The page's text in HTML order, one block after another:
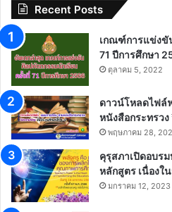
Recent Posts
เกณฑ์การแข่งขั
71 ปีการศึกษา
ตุลาคม 5, 2022
ดาวน์โหลดไฟล์
หนังสือกระทรว
พฤษภาคม 28,
คุรุสภาเปิดอบร
หลักสูตร เนื่องใ
มกราคม 12, 2023